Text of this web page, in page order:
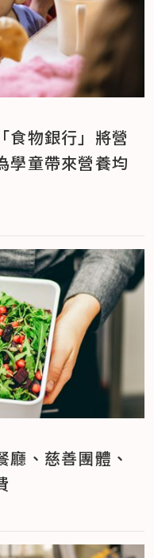
食物銀行」將營
學童帶來營養均
廳、慈善團體、